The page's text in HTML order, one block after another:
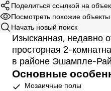
Поделиться ссылкой на
Посмотреть похожие объекты
Начать новый поиск
Изысканная, недавно
просторная 2-
в районе Эшампле-
Основные
Мозаичные полы